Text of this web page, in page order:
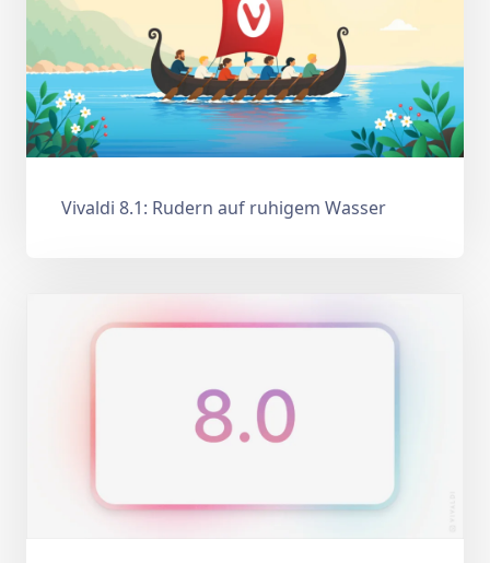
Vivaldi 8.1: Rudern auf ruhigem Wasser